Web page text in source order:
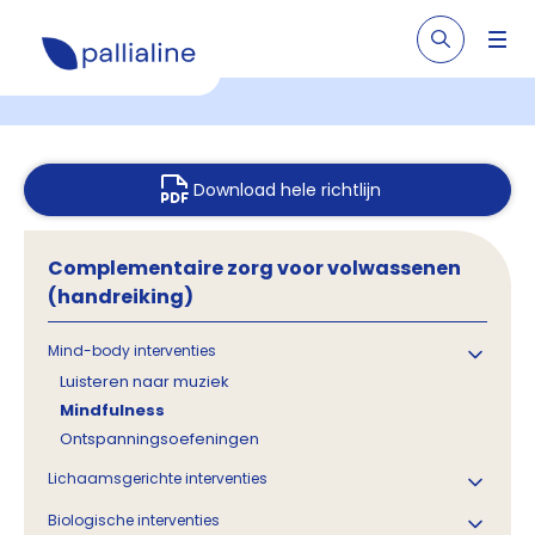
Download hele richtlijn
Complementaire zorg voor volwassenen
(handreiking)
Mind-body interventies
Luisteren naar muziek
Mindfulness
Ontspanningsoefeningen
Lichaamsgerichte interventies
Biologische interventies